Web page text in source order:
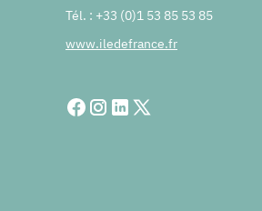
Tél. : +33 (0)1 53 85 53 85
www.iledefrance.fr